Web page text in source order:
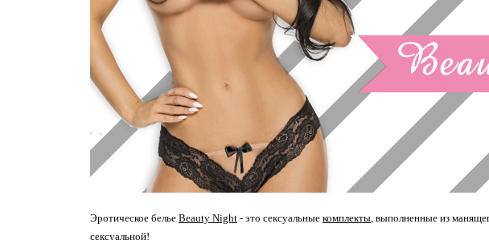
Эротическое белье Beauty Night - это сексуальные комплекты, выполненные из
сексуальной!